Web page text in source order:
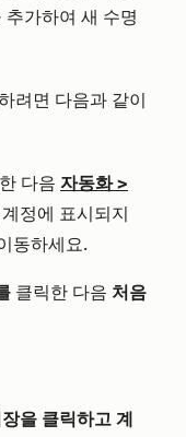
가하여 새 수명
려면 다음과 같이
다음 자동화>
정에 표시되지
동하세요.
클릭한 다음 처음
을 클릭하고 계